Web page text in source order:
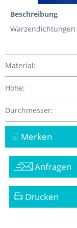
Beschreibung
Warzendichtungen
Material:
Höhe:
Durchmesser:
Merken
Anfragen
Drucken